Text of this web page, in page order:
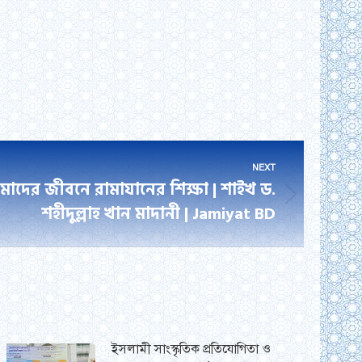
NEXT
জীবনে রামাযানের শিক্ষা | শাইখ ড.
শহীদুল্লাহ খান মাদানী | Jamiyat BD
ইসলামী সাংস্কৃতিক প্রতিযোগিতা ও